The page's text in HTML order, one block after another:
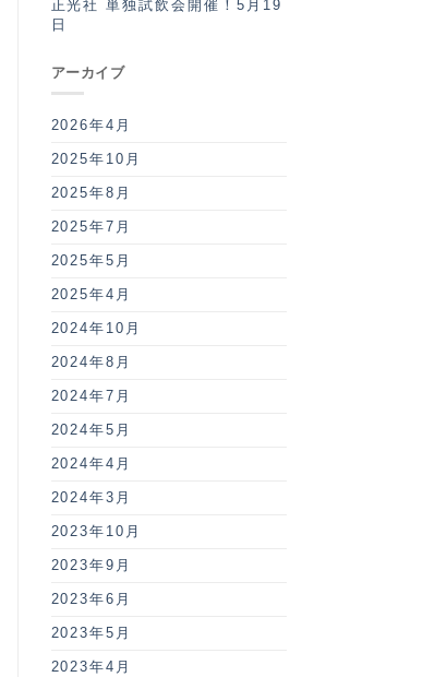
正光社 単独試飲会開催！5月19
日
アーカイブ
2026年4月
2025年10月
2025年8月
2025年7月
2025年5月
2025年4月
2024年10月
2024年8月
2024年7月
2024年5月
2024年4月
2024年3月
2023年10月
2023年9月
2023年6月
2023年5月
2023年4月